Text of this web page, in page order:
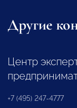
Другие
Центр
+7 (495) 247-4777